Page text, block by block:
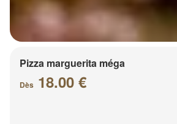
Pizza marguerita méga
Dès 18.00 €